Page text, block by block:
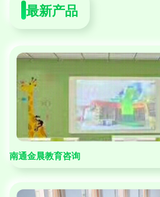
最新产品
南通金晨教育咨询